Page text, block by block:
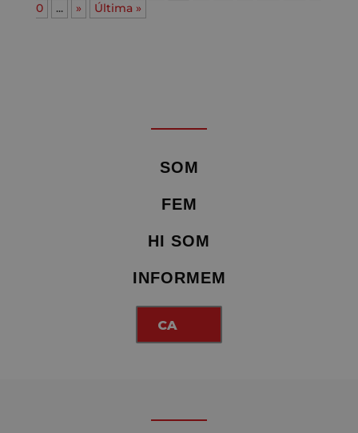
0
... » Última »
SOM
FEM
HI SOM
INFORMEM
CA